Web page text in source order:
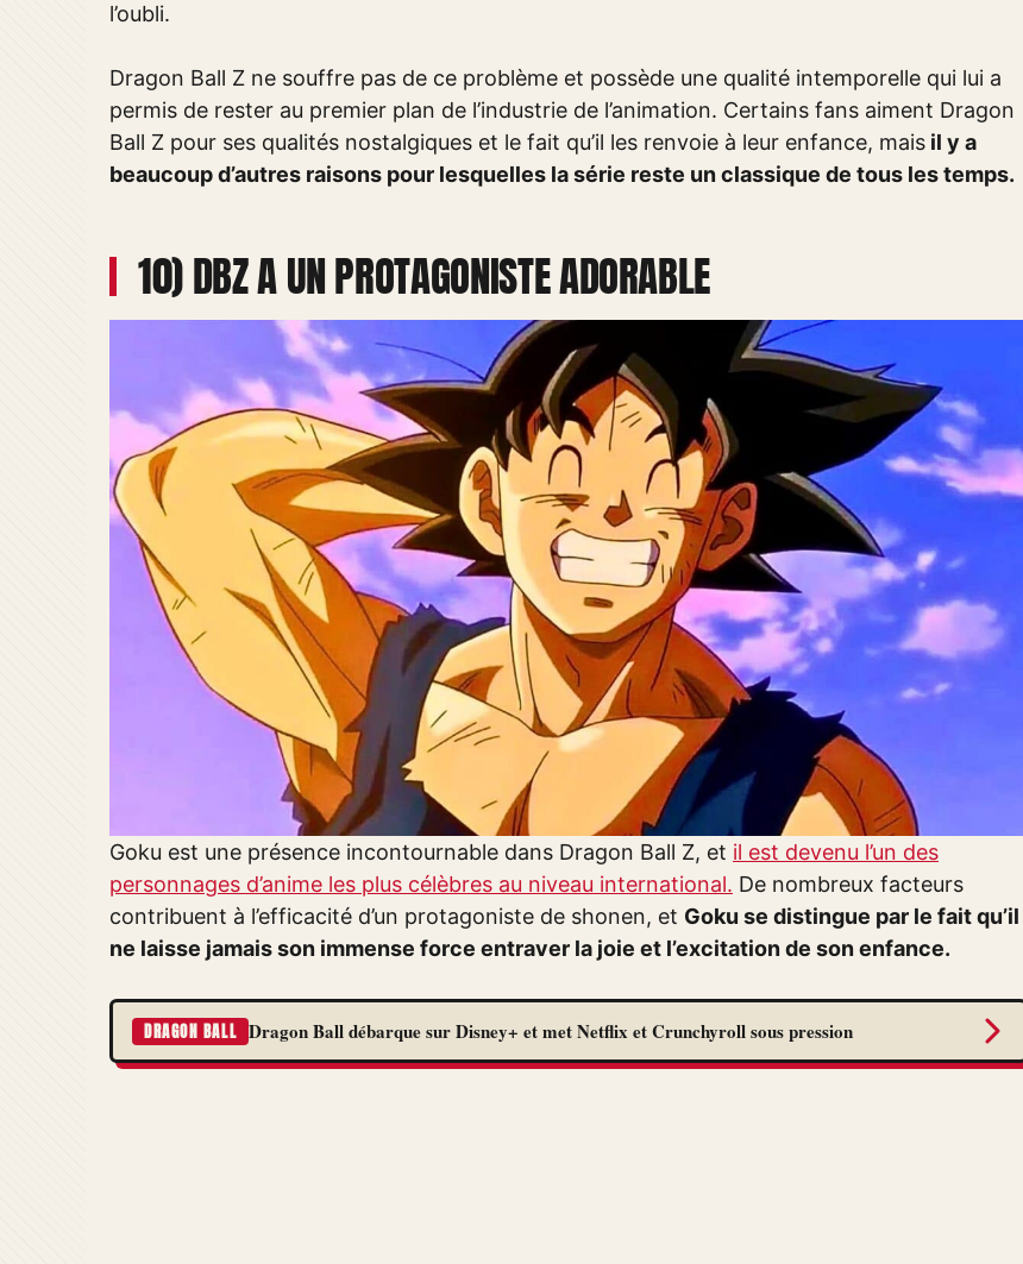
l’oubli.
Dragon Ball Z ne souffre pas de ce problème et possède une qualité intemporelle qui lui a
permis de rester au premier plan de l’industrie de l’animation. Certains fans aiment Dragon
Ball Z pour ses qualités nostalgiques et le fait qu’il les renvoie à leur enfance, mais il y a
beaucoup d’autres raisons pour lesquelles la série reste un classique de tous les temps.
10) DBZ A UN PROTAGONISTE ADORABLE
Goku est une présence incontournable dans Dragon Ball Z, et il est devenu l’un des
personnages d’anime les plus célèbres au niveau international. De nombreux facteurs
contribuent à l’efficacité d’un protagoniste de shonen, et Goku se distingue par le fait qu’il
ne laisse jamais son immense force entraver la joie et l’excitation de son enfance.
DRAGON BALL Dragon Ball débarque sur Disney+ et met Netflix et Crunchyroll sous pression